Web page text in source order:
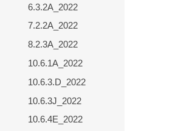
6.3.2A_2022
7.2.2A_2022
8.2.3A_2022
10.6.1A_2022
10.6.3.D_2022
10.6.3J_2022
10.6.4E_2022